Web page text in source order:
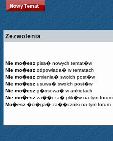
Zezwolenia
Nie mo�esz pisa� nowych temat�w
Nie mo�esz odpowiada� w tematach
Nie mo�esz zmienia� swoich post�w
Nie mo�esz usuwa� swoich post�w
Nie mo�esz g�osowa� w ankietach
Nie mo�esz za��cza� plik�w na tym forum
Mo�esz �ci�ga� za��czniki na tym forum